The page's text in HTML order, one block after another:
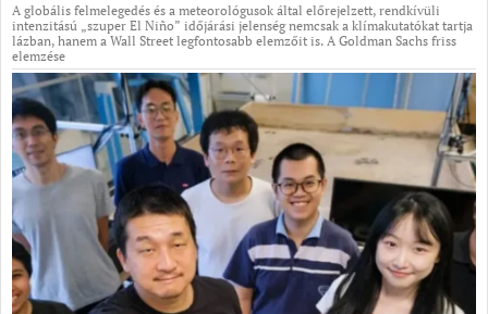
A globális felmelegedés és a meteorológusok által előrejelzett, rendkívüli
intenzitású „szuper El Niño” időjárási jelenség nemcsak a klímakutatókat tartja
lázban, hanem a Wall Street legfontosabb elemzőit is. A Goldman Sachs friss
elemzése